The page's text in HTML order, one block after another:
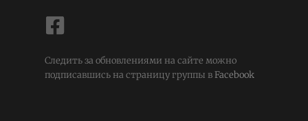
Следить за обновлениями на сайте можно
подписавшись на страницу группы вFacebook